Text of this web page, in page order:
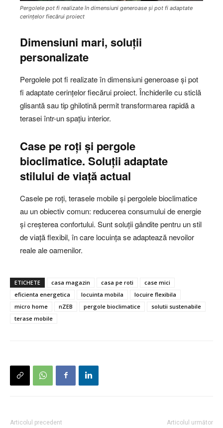
Pergolele pot fi realizate în dimensiuni generoase și pot fi adaptate
cerințelor fiecărui proiect
Dimensiuni mari, soluții
personalizate
Pergolele pot fi realizate în dimensiuni generoase și pot
fi adaptate cerințelor fiecărui proiect. Închiderile cu sticlă
glisantă sau tip ghilotină permit transformarea rapidă a
terasei într-un spațiu interior.
Case pe roți și pergole
bioclimatice. Soluții adaptate
stilului de viață actual
Casele pe roți, terasele mobile și pergolele bioclimatice
au un obiectiv comun: reducerea consumului de energie
și creșterea confortului. Sunt soluții gândite pentru un stil
de viață flexibil, în care locuința se adaptează nevoilor
reale ale oamenilor.
ETICHETE casa magazin casa pe roti
case mici
eficienta energetica
locuinta mobila
locuire flexibila
micro home
nZEB pergole bioclimatice
solutii sustenabile
terase mobile
Articolul precedent Articolul următor